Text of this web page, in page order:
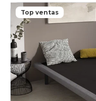
Top ventas